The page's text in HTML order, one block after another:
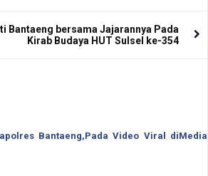
Bantaeng bersama Jajarannya Pada
Kirab Budaya HUT Sulsel ke-354
Bantaeng,Pada Video Viral diMedia